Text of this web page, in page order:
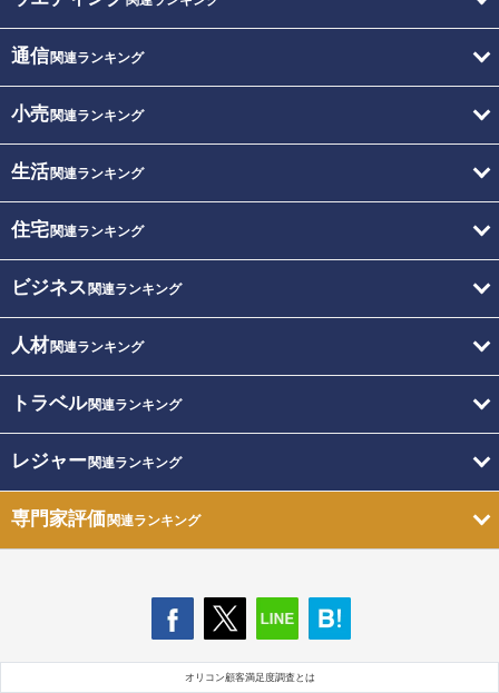
通信関連ランキング
小売関連ランキング
生活関連ランキング
住宅関連ランキング
ビジネス 関連ランキング
人材関連ランキング
トラベル関連ランキング
レジャー関連ランキング
専門家評価関連ランキング
オリコン顧客満足度調査とは